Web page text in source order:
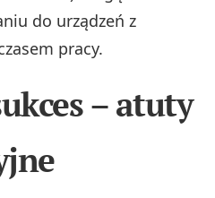
do urządzeń z
pracy.
– atuty